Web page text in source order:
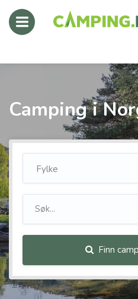
Camping i
Finn